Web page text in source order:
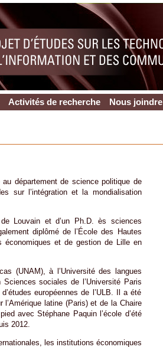
Activités de recherche Nous joindre
département de science politique de
sur l’intégration et la mondialisation
Louvain et d’un Ph.D. ès sciences
diplômé de l’École des Hautes
économiques et de gestion de Lille en
(UNAM), à l’Université des langues
sociales de l’Université Paris
européennes de l’ULB. Il a été
latine (Paris) et de la Chaire
avec Stéphane Paquin l’école d’été
2012.
les institutions économiques